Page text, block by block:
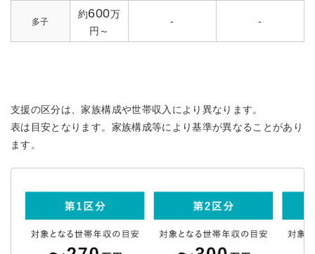
多子
約600万
円～
‐ ‐
支援の区分は、家族構成や世帯収入により異なります。
表は目安となります。家族構成等により基準が異なることがあり
ます。